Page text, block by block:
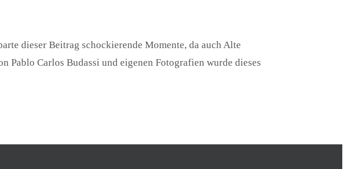
dieser Beitrag schockierende Momente, da auch Alte
Pablo Carlos Budassi und eigenen Fotografien wurde dieses